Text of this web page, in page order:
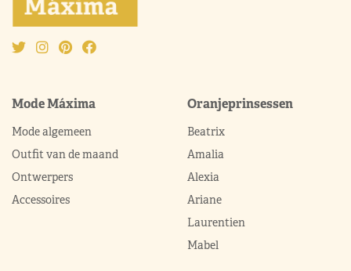
Mode Máxima
Mode algemeen
Outfit van de maand
Ontwerpers
Accessoires
Oranjeprinsessen
Beatrix
Amalia
Alexia
Ariane
Laurentien
Mabel